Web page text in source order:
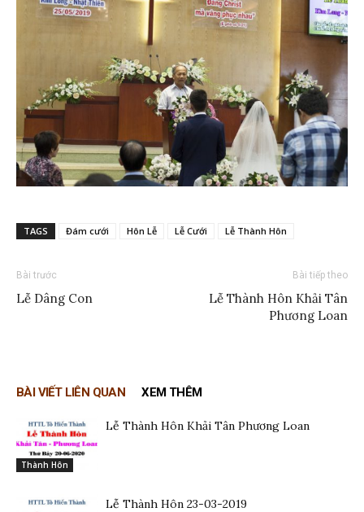
TAGS Đám cưới Hôn Lễ Lễ Cưới Lễ Thành Hôn
Bài trước
Lễ Dâng Con
Bài tiếp theo
Lễ Thành Hôn Khải Tân
Phương Loan
BÀI VIẾT LIÊN QUAN XEM THÊM
Thành Hôn
Lễ Thành Hôn Khải Tân Phương Loan
Lễ Thành Hôn 23-03-2019